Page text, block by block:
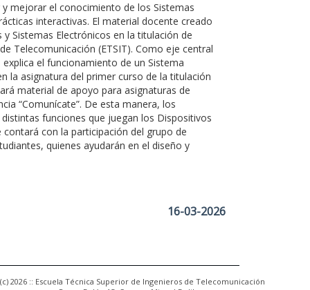
mejorar el conocimiento de los Sistemas
interactivas. El material docente creado
Sistemas Electrónicos en la titulación de
Telecomunicación (ETSIT). Como eje central
explica el funcionamiento de un Sistema
la asignatura del primer curso de la titulación
material de apoyo para asignaturas de
“Comunícate”. De esta manera, los
funciones que juegan los Dispositivos
con la participación del grupo de
quienes ayudarán en el diseño y
16-03-2026
(c) 2026 :: Escuela Técnica Superior de Ingenieros de Telecomunicación